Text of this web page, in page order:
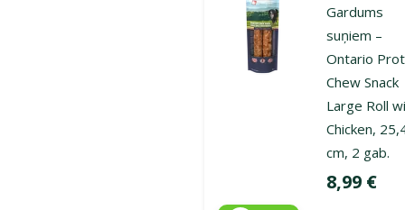
Gardums
suņiem –
Ontario
Chew Snack
Large Roll
Chicken,
cm, 2 gab.
Cena
8,99 €